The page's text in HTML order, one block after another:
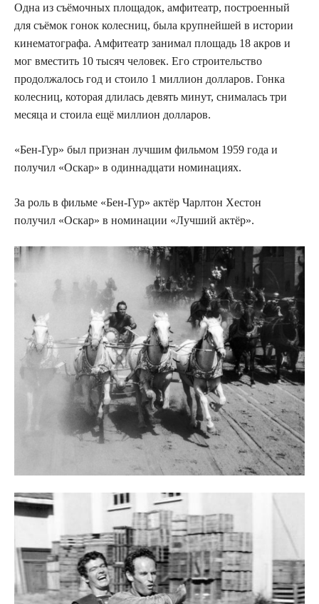
Одна из съёмочных площадок, амфитеатр, построенный
для съёмок гонок колесниц, была крупнейшей в истории
кинематографа. Амфитеатр занимал площадь 18 акров и
мог вместить 10 тысяч человек. Его строительство
продолжалось год и стоило 1 миллион долларов. Гонка
колесниц, которая длилась девять минут, снималась три
месяца и стоила ещё миллион долларов.
«Бен-Гур» был признан лучшим фильмом 1959 года и
получил «Оскар» в одиннадцати номинациях.
За роль в фильме «Бен-Гур» актёр Чарлтон Хестон
получил «Оскар» в номинации «Лучший актёр».